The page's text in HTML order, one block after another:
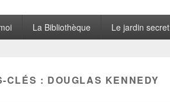
La Bibliothèque Le jardin secret
CLÉS : DOUGLAS KENNEDY